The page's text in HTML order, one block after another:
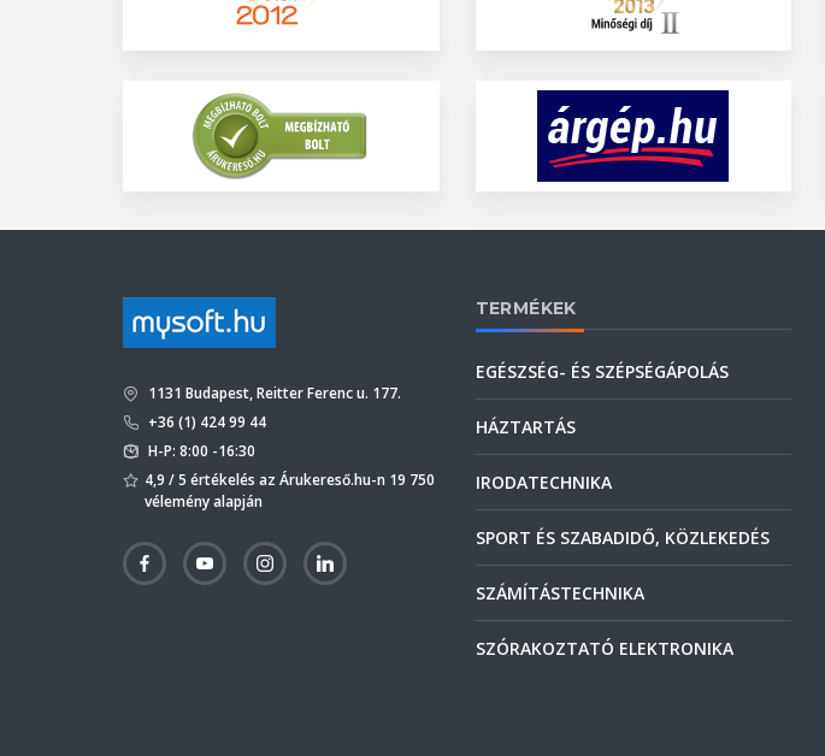
1131 Budapest, Reitter Ferenc u. 177.
+36 (1) 424 99 44
H-P: 8:00 -16:30
4,9 / 5 értékelés az Árukereső.hu-n 19 750
vélemény alapján
TERMÉKEK
EGÉSZSÉG- ÉS SZÉPSÉGÁPOLÁS
HÁZTARTÁS
IRODATECHNIKA
SPORT ÉS SZABADIDŐ, KÖZLEKEDÉS
SZÁMÍTÁSTECHNIKA
SZÓRAKOZTATÓ ELEKTRONIKA